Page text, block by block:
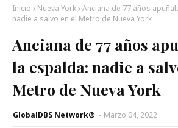
Inicio Nueva York Anciana de 77 años
nadie a salvo en el Metro de Nueva York
Anciana de 77 años
la espalda: nadie a
Metro de Nueva York
GlobalDBS Network® - Marzo 04, 2022